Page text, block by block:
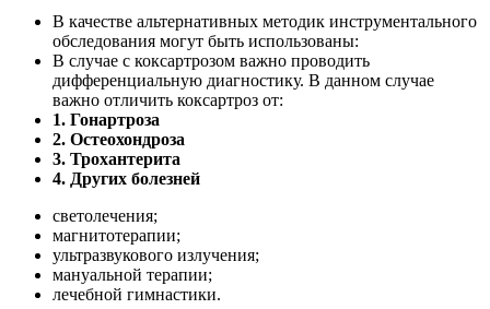
В качестве альтернативных методик инструментального
обследования могут быть использованы:
В случае с коксартрозом важно проводить
дифференциальную диагностику. В данном случае
важно отличить коксартроз от:
1. Гонартроза
2. Остеохондроза
3. Трохантерита
4. Других болезней
светолечения;
магнитотерапии;
ультразвукового излучения;
мануальной терапии;
лечебной гимнастики.